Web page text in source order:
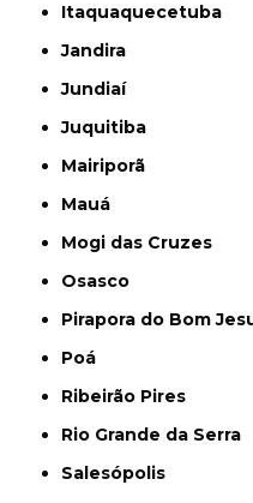
Itaquaquecetuba
Jandira
Jundiaí
Juquitiba
Mairiporã
Mauá
Mogi das Cruzes
Osasco
Pirapora do Bom
Poá
Ribeirão Pires
Rio Grande da Serra
Salesópolis